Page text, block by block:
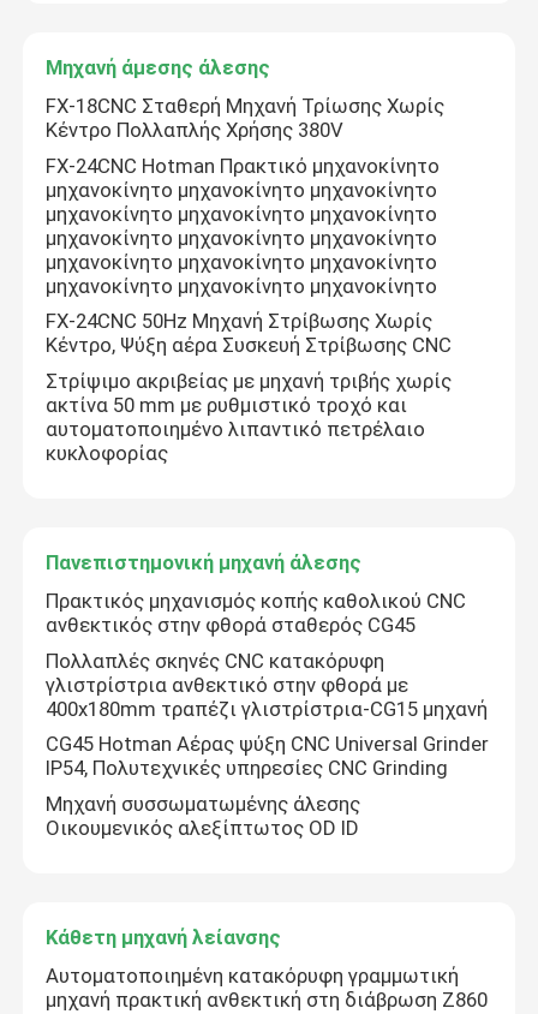
Μηχανή άμεσης άλεσης
FX-18CNC Σταθερή Μηχανή Τρίωσης Χωρίς
Κέντρο Πολλαπλής Χρήσης 380V
FX-24CNC Hotman Πρακτικό μηχανοκίνητο
μηχανοκίνητο μηχανοκίνητο μηχανοκίνητο
μηχανοκίνητο μηχανοκίνητο μηχανοκίνητο
μηχανοκίνητο μηχανοκίνητο μηχανοκίνητο
μηχανοκίνητο μηχανοκίνητο μηχανοκίνητο
μηχανοκίνητο μηχανοκίνητο μηχανοκίνητο
FX-24CNC 50Hz Μηχανή Στρίβωσης Χωρίς
Κέντρο, Ψύξη αέρα Συσκευή Στρίβωσης CNC
Στρίψιμο ακριβείας με μηχανή τριβής χωρίς
ακτίνα 50 mm με ρυθμιστικό τροχό και
αυτοματοποιημένο λιπαντικό πετρέλαιο
κυκλοφορίας
Πανεπιστημονική μηχανή άλεσης
Πρακτικός μηχανισμός κοπής καθολικού CNC
ανθεκτικός στην φθορά σταθερός CG45
Πολλαπλές σκηνές CNC κατακόρυφη
γλιστρίστρια ανθεκτικό στην φθορά με
400x180mm τραπέζι γλιστρίστρια-CG15 μηχανή
CG45 Hotman Αέρας ψύξη CNC Universal Grinder
IP54, Πολυτεχνικές υπηρεσίες CNC Grinding
Μηχανή συσσωματωμένης άλεσης
Οικουμενικός αλεξίπτωτος OD ID
Κάθετη μηχανή λείανσης
Αυτοματοποιημένη κατακόρυφη γραμμωτική
μηχανή πρακτική ανθεκτική στη διάβρωση Z860